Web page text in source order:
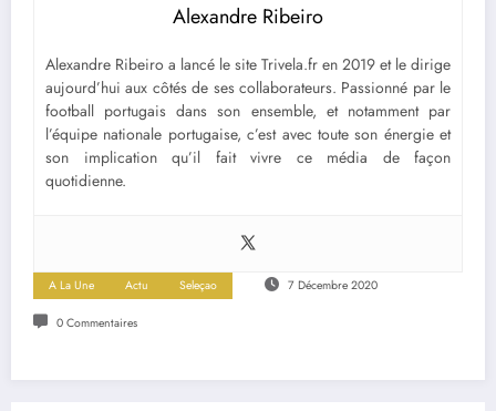
Alexandre Ribeiro
Alexandre Ribeiro a lancé le site Trivela.fr en 2019 et le dirige
aujourd’hui aux côtés de ses collaborateurs. Passionné par le
football portugais dans son ensemble, et notamment par
l’équipe nationale portugaise, c’est avec toute son énergie et
son implication qu’il fait vivre ce média de façon
quotidienne.
A La Une Actu Seleçao 7 Décembre 2020
0 Commentaires